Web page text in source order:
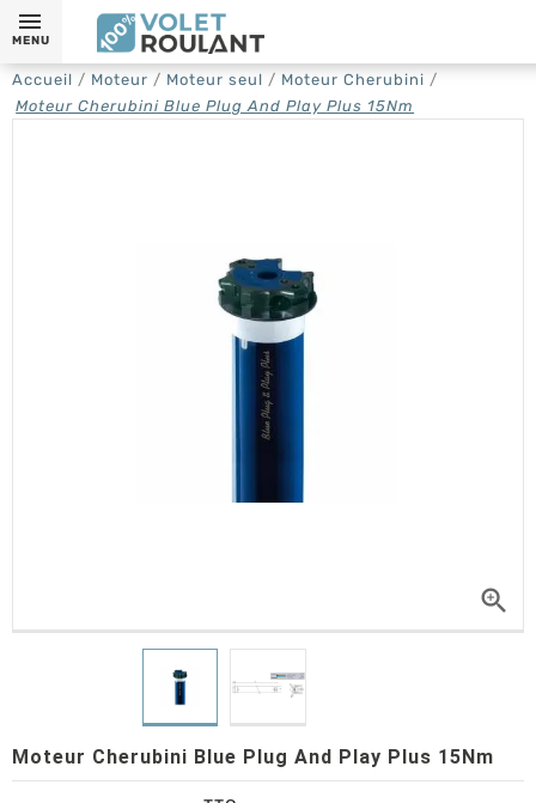
MENU
Accueil Moteur Moteur seul
Moteur Cherubini
Moteur Cherubini Blue Plug And Play Plus 15Nm

Moteur Cherubini Blue Plug And Play Plus 15Nm